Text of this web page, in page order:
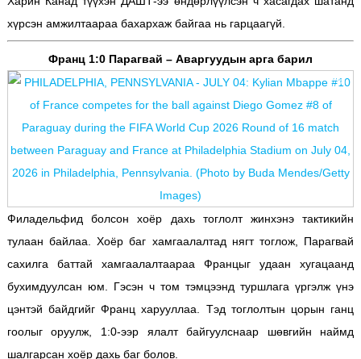
хүрсэн амжилтаараа бахархаж байгаа нь гарцаагүй.
Франц 1:0 Парагвай – Аваргуудын арга барил
Филадельфид болсон хоёр дахь тоглолт жинхэнэ тактикийн
тулаан байлаа. Хоёр баг хамгаалалтад нягт тоглож, Парагвай
сахилга баттай хамгаалалтаараа Францыг удаан хугацаанд
бухимдуулсан юм. Гэсэн ч том тэмцээнд туршлага үргэлж үнэ
цэнтэй байдгийг Франц харууллаа. Тэд тоглолтын цорын ганц
гоолыг оруулж, 1:0-ээр ялалт байгуулснаар шөвгийн наймд
шалгарсан хоёр дахь баг болов.